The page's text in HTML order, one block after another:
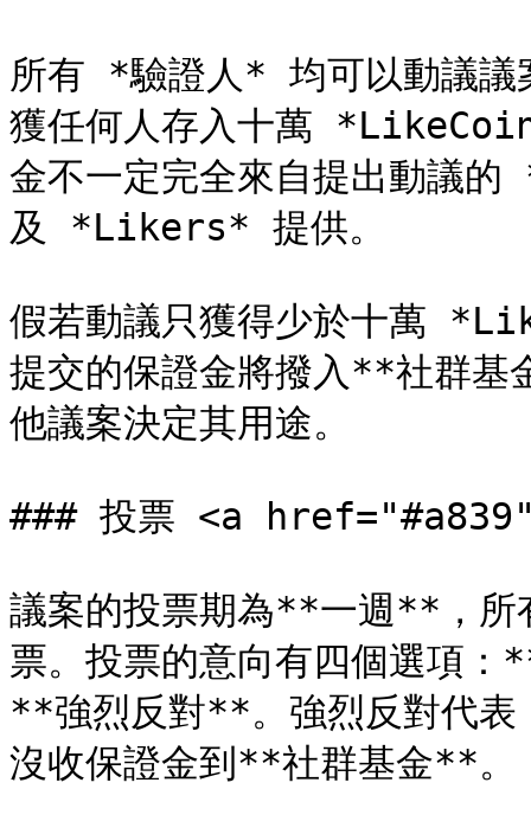
所有 *驗證人* 均可以動議
獲任何人存入十萬
金不一定完全來自提出動議
及 *Likers* 提供。
假若動議只獲得少於十萬
提交的保證金將撥入**社
他議案決定其用途。
### 投票 <a
議案的投票期為**一週**，
票。投票的意向有四個選項
**強烈反對**。強烈反對代
沒收保證金到**社群基金**。